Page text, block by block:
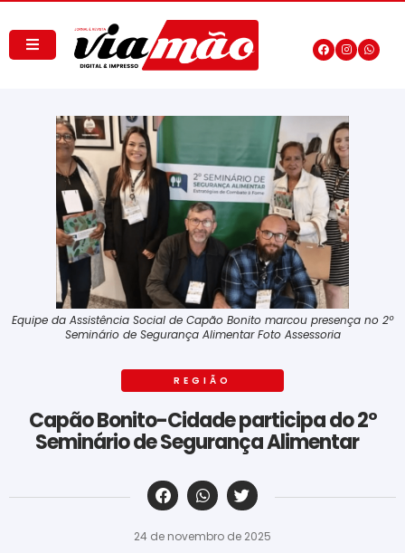
Equipe da Assistência Social de Capão Bonito marcou presença no 2º
Seminário de Segurança Alimentar Foto Assessoria
REGIÃO
Capão Bonito-Cidade participa do 2º
Seminário de Segurança Alimentar
‎ ‎ ‎ ‎ ‎ ‎ ‎ ‎ ‎ ‎ ‎ ‎ ‎ ‎ ‎ ‎ ‎ ‎ ‎ ‎ ‎ ‎ ‎ ‎ ‎ ‎ ‎ ‎ ‎ ‎ ‎
24 de novembro de 2025